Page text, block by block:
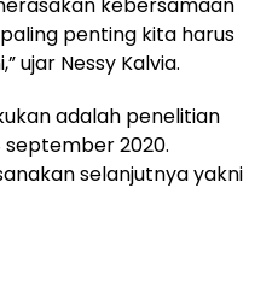
penting kita harus
ujar Nessy Kalvia.
adalah penelitian
2020.
selanjutnya yakni